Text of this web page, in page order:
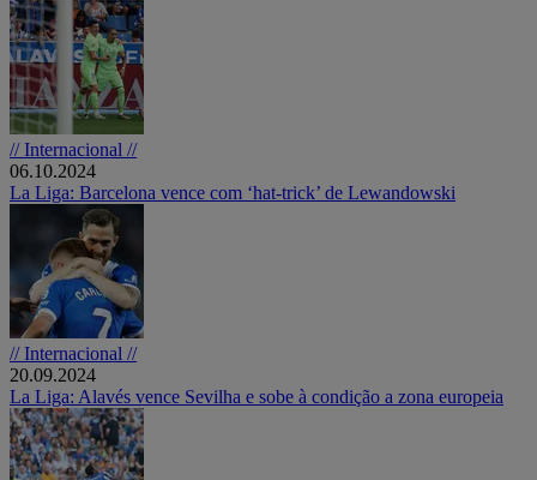
// Internacional //
06.10.2024
La Liga: Barcelona vence com ‘hat-trick’ de Lewandowski
// Internacional //
20.09.2024
La Liga: Alavés vence Sevilha e sobe à condição a zona europeia